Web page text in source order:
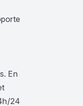
En
24